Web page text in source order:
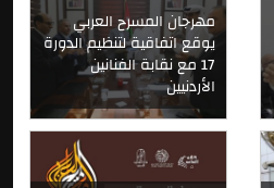
مهرجان المسرح العربي
يوقع اتفاقية لتنظيم الدورة
17 مع نقابة الفنانين
الأردنيين